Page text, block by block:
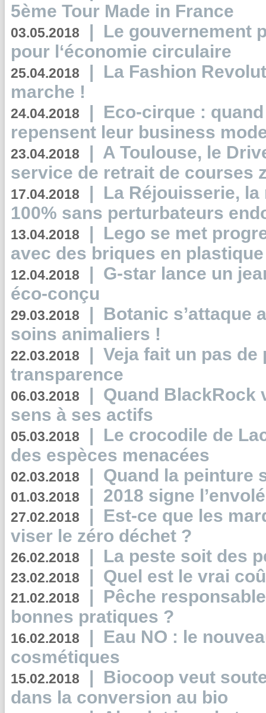
5ème Tour Made in France
03.05.2018 | Le gouvernement
pour l‘économie circulaire
25.04.2018 | La Fashion
marche !
24.04.2018 | Eco-cirque :
repensent leur business
23.04.2018 | A Toulouse, le
service de retrait de courses
17.04.2018 | La Réjouisserie,
100% sans perturbateurs
13.04.2018 | Lego se met
avec des briques en
12.04.2018 | G-star lance un
éco-conçu
29.03.2018 | Botanic s’attaque
soins animaliers !
22.03.2018 | Veja fait un pas de
transparence
06.03.2018 | Quand BlackRock
sens à ses actifs
05.03.2018 | Le crocodile de
des espèces menacées
02.03.2018 | Quand la peinture
01.03.2018 | 2018 signe
27.02.2018 | Est-ce que les
viser le zéro déchet ?
26.02.2018 | La peste soit des
23.02.2018 | Quel est le vrai
21.02.2018 | Pêche
bonnes pratiques ?
16.02.2018 | Eau NO : le
cosmétiques
15.02.2018 | Biocoop veut
dans la conversion au bio